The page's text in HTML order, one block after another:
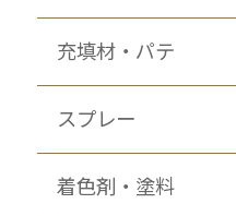
充填材・パテ
スプレー
着色剤・塗料